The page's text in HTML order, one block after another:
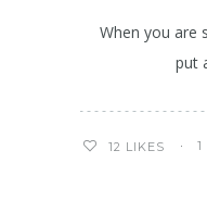
When you are
put
12 LIKES 1